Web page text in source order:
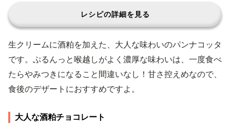
レシピの詳細を見る
生クリームに酒粕を加えた、大人な味わいのパンナコッタ
です。ぷるんっと喉越しがよく濃厚な味わいは、一度食べ
たらやみつきになること間違いなし！甘さ控えめなので、
食後のデザートにおすすめですよ。
大人な酒粕チョコレート